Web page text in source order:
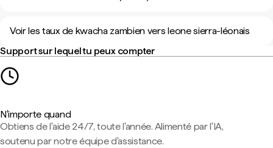
Voir les taux de kwacha zambien vers leone sierra-léonais
Support sur lequel tu peux compter
N'importe quand
Obtiens de l'aide 24/7, toute l'année. Alimenté par l'IA,
soutenu par notre équipe d'assistance.